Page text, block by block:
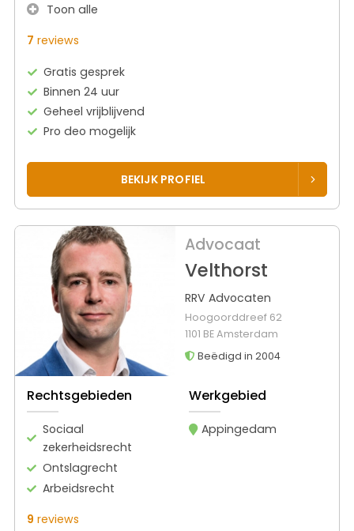
Toon alle
7 reviews
Gratis gesprek
Binnen 24 uur
Geheel vrijblijvend
Pro deo mogelijk
BEKIJK PROFIEL
Advocaat
Velthorst
RRV Advocaten
Hoogoorddreef 62
1101 BE Amsterdam
Beëdigd in 2004
Rechtsgebieden
Sociaal
zekerheidsrecht
Ontslagrecht
Arbeidsrecht
Werkgebied
Appingedam
9 reviews